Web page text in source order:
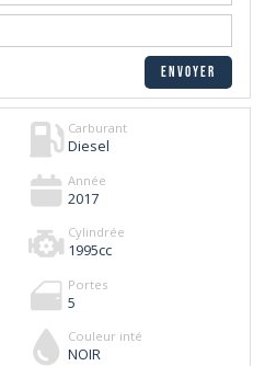
Carburant
Diesel
Année
2017
Cylindrée
1995cc
Portes
5
Couleur inté
NOIR